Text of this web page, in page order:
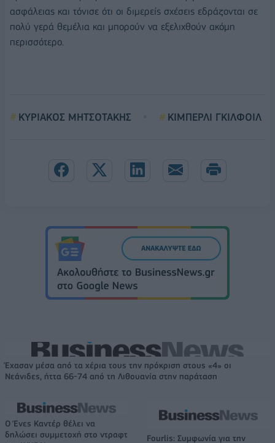
ασφάλειας και τόνισε ότι οι διμερείς σχέσεις εδράζονται σε
πολύ γερά θεμέλια και μπορούν να εξελιχθούν ακόμη
περισσότερο.
ΚΥΡΙΑΚΟΣ ΜΗΤΣΟΤΑΚΗΣ ΚΙΜΠΕΡΛΙ ΓΚΙΛΦΟΙΛ
Έχασαν μέσα από τα χέρια τους την πρόκριση στους «4» οι
Νεάνιδες, ήττα 66-74 από τη Λιθουανία στην παράταση
Ο Ένες Καντέρ θέλει να
δηλώσει συμμετοχή στο ντραφτ
Fourlis: Συμφωνία για την